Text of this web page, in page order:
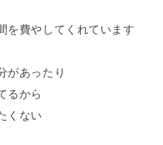
を費やしてくれています
があったり
るから
くない